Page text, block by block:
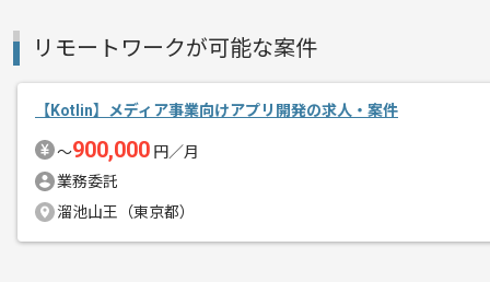
エージェントからのコ
Kotlinの開発経験を活かすことができま
複数案件を保有している企業ですので、
ご経験と実績に応じてスライド案件の
リモートワークが可能な案件
【Kotlin】メディア事業向けアプリ開発の求人・案件
〜900,000 円／月
業務委託
溜池山王（東京都）